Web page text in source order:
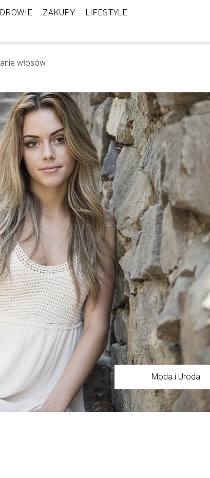
ZAKUPY LIFESTYLE
włosów
Moda i Uroda